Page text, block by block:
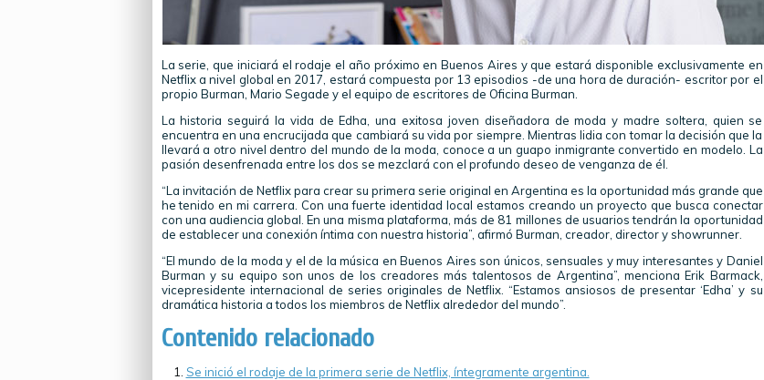
La serie, que iniciará el rodaje el año próximo en Buenos Aires y que estará disponible exclusivamente en
Netflix a nivel global en 2017, estará compuesta por 13 episodios -de una hora de duración- escritor por el
propio Burman, Mario Segade y el equipo de escritores de Oficina Burman.
La historia seguirá la vida de Edha, una exitosa joven diseñadora de moda y madre soltera, quien se
encuentra en una encrucijada que cambiará su vida por siempre. Mientras lidia con tomar la decisión que la
llevará a otro nivel dentro del mundo de la moda, conoce a un guapo inmigrante convertido en modelo. La
pasión desenfrenada entre los dos se mezclará con el profundo deseo de venganza de él.
“La invitación de Netflix para crear su primera serie original en Argentina es la oportunidad más grande que
he tenido en mi carrera. Con una fuerte identidad local estamos creando un proyecto que busca conectar
con una audiencia global. En una misma plataforma, más de 81 millones de usuarios tendrán la oportunidad
de establecer una conexión íntima con nuestra historia”, afirmó Burman, creador, director y showrunner.
“El mundo de la moda y el de la música en Buenos Aires son únicos, sensuales y muy interesantes y Daniel
Burman y su equipo son unos de los creadores más talentosos de Argentina”, menciona Erik Barmack,
vicepresidente internacional de series originales de Netflix. “Estamos ansiosos de presentar ‘Edha’ y su
dramática historia a todos los miembros de Netflix alrededor del mundo”.
Contenido relacionado
Se inició el rodaje de la primera serie de Netflix, íntegramente argentina.